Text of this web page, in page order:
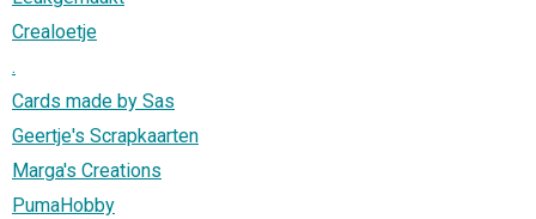
Crealoetje
.
Cards made by Sas
Geertje's Scrapkaarten
Marga's Creations
PumaHobby